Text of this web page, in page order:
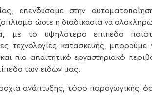
επενδύσαμε στην
ώστε η διαδικασία να
με το υψηλότερο επίπεδο
τεχνολογίες κατασκευής, μπορούμε
πιο απαιτητικό εργαστηριακό
των ειδών μας.
ανάπτυξης, τόσο παραγωγικής